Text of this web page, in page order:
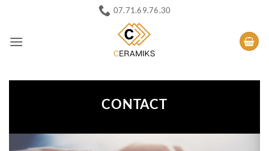
contenu
07.71.69.76.30
CONTACT